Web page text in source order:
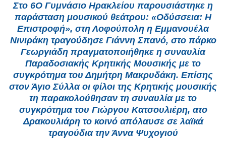
Στο 6Ο Γυμνάσιο Ηρακλείου παρουσιάστηκε η
παράσταση μουσικού θεάτρου: «Οδύσσεια: Η
Επιστροφή», στη Λοφούπολη η Εμμανουέλα
Νινιράκη τραγούδησε Γιάννη Σπανό, στο πάρκο
Γεωργιάδη πραγματοποιήθηκε η συναυλία
Παραδοσιακής Κρητικής Μουσικής με το
συγκρότημα του Δημήτρη Μακρυδάκη. Επίσης
στον Άγιο Σύλλα οι φίλοι της Κρητικής μουσικής
τη παρακολούθησαν τη συναυλία με το
συγκρότημα του Γιώργου Κατσουλιέρη, ατο
Δρακουλιάρη το κοινό απόλαυσε σε λαϊκά
τραγούδια την Άννα Ψυχογιού